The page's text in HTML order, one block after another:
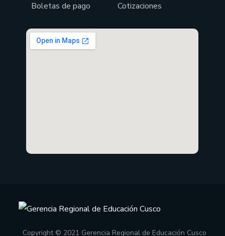
Boletas de pago
Cotizaciones
Copyright © 2021 Gerencia Regional de Educación Cusco